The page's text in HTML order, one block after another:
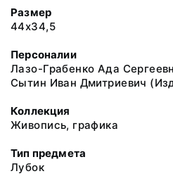
Размер
44х34,5
Персоналии
Лазо-Грабенко Ада
Сытин Иван Дмитриевич
Коллекция
Живопись, графика
Тип предмета
Лубок